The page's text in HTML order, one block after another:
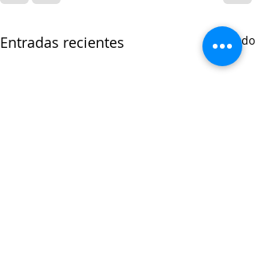
Entradas recientes Ver todo